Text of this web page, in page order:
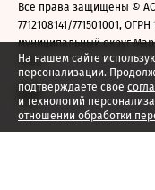
На нашем сайте
персонализации.
подтверждаете свое
и технологий
отношении обработки
Все права защищены ©
7712108141/771501001, ОГРН
муниципальный округ
2026